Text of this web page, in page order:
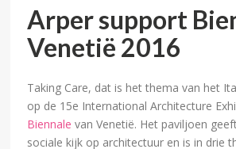
Arper support
Venetië 2016
Taking Care, dat is het thema van het
op de 15e International Architecture
Biennale van Venetië. Het paviljoen
sociale kijk op architectuur en is in drie